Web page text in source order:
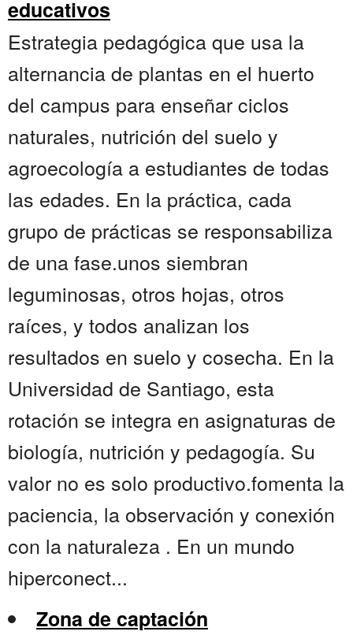
educativos
Estrategia pedagógica que usa la
alternancia de plantas en el huerto
del campus para enseñar ciclos
naturales, nutrición del suelo y
agroecología a estudiantes de todas
las edades. En la práctica, cada
grupo de prácticas se responsabiliza
de una fase.unos siembran
leguminosas, otros hojas, otros
raíces, y todos analizan los
resultados en suelo y cosecha. En la
Universidad de Santiago, esta
rotación se integra en asignaturas de
biología, nutrición y pedagogía. Su
valor no es solo productivo.fomenta la
paciencia, la observación y conexión
con la naturaleza . En un mundo
hiperconect...
Zona de captación